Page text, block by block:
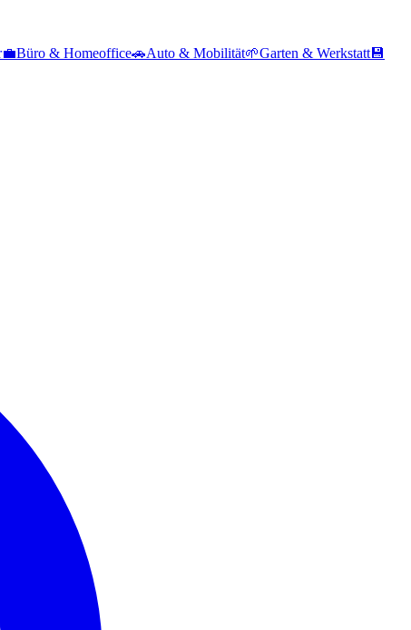
💼Büro & Homeoffice🚗Auto & Mobilität🌱Garten & Werkstatt 💾